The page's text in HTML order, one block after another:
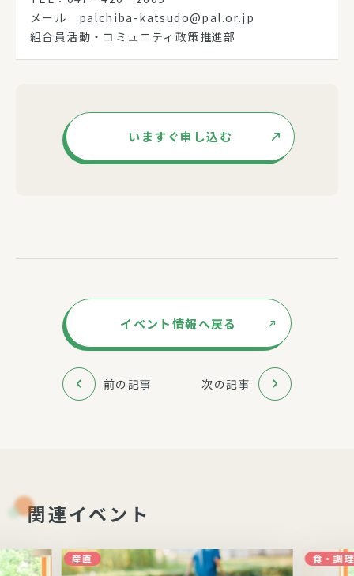
メール palchiba-katsudo@pal.or.jp
組合員活動・コミュニティ政策推進部
いますぐ申し込む
イベント情報へ戻る
前の記事 次の記事
関連イベント
産直 食・調理